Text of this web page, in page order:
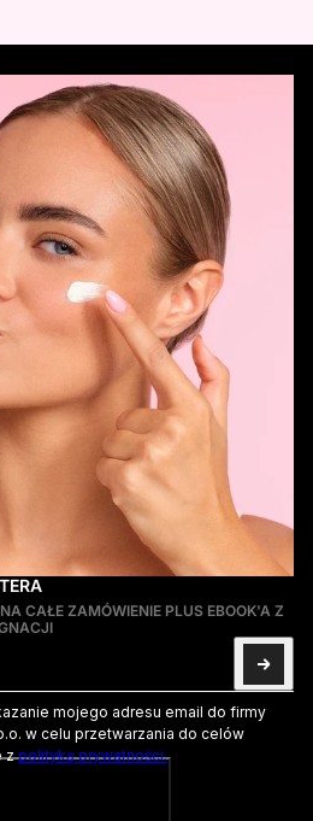
NA CAŁE ZAMÓWIENIE PLUS EBOOK'A Z
mojego adresu email do firmy
w celu przetwarzania do celów
zpolityką prywatności.
hCaptcha i obowiązują na niej